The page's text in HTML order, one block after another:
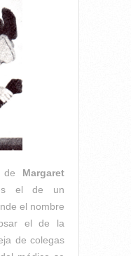
de Margaret
el de un
el nombre
el de la
de colegas